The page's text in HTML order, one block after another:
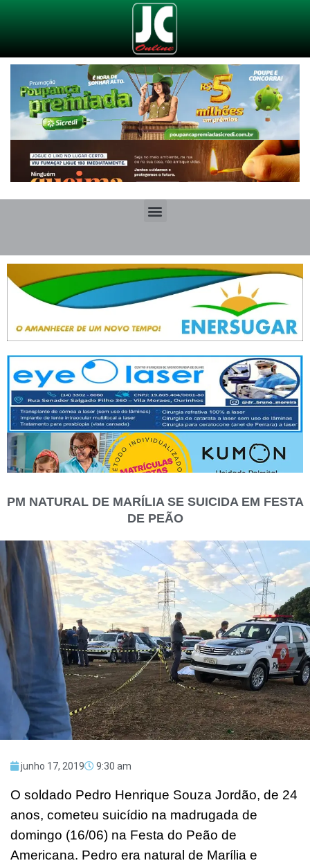
PM NATURAL DE MARÍLIA SE SUICIDA EM FESTA
DE PEÃO
junho 17, 2019 9:30 am
O soldado Pedro Henrique Souza Jordão, de 24
anos, cometeu suicídio na madrugada de
domingo (16/06) na Festa do Peão de
Americana. Pedro era natural de Marília e